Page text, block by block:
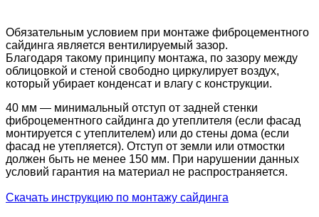
Обязательным условием при монтаже фиброцементного
сайдинга является вентилируемый зазор.
Благодаря такому принципу монтажа, по зазору между
облицовкой и стеной свободно циркулирует воздух,
который убирает конденсат и влагу с конструкции.
40 мм — минимальный отступ от задней стенки
фиброцементного сайдинга до утеплителя (если фасад
монтируется с утеплителем) или до стены дома (если
фасад не утепляется). Отступ от земли или отмостки
должен быть не менее 150 мм. При нарушении данных
условий гарантия на материал не распространяется.
Скачать инструкцию по монтажу сайдинга